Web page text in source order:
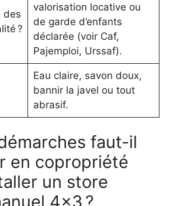
des
?
valorisation locative ou
de garde d’enfants
déclarée (voir Caf,
Pajemploi, Urssaf).
Eau claire, savon doux,
bannir la javel ou tout
abrasif.
faut-il
en copropriété
un store
4×3 ?